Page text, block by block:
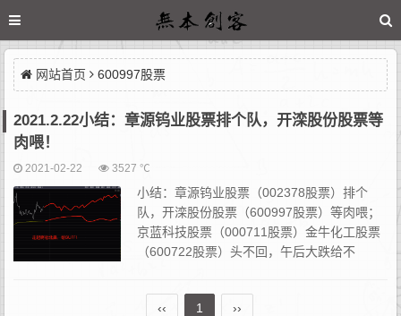
网站首页 600997股票
2021.2.22小结：章源钨业股票排个队，开滦股份股票等
肉喂！
2021-02-22 3527 ℃
小结：章源钨业股票（002378股票）排个
队，开滦股份股票（600997股票）等肉喂；
京蓝科技股票（000711股票）金牛化工股票
（600722股票）头不回，午后大跌给不
仓开滦股份股票，博弈周一给溢价...
‹‹
1 ››